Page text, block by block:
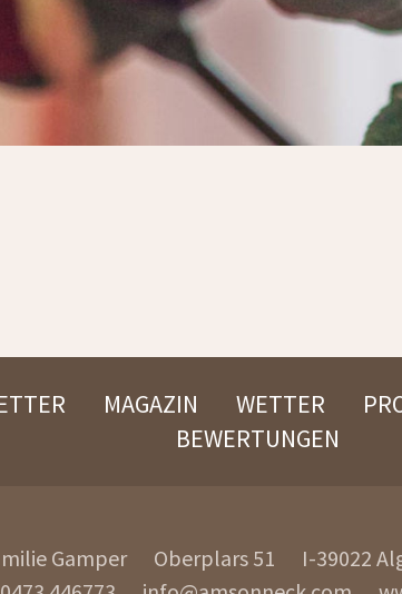
MAGAZIN WETTER
BEWERTUNGEN
Gamper Oberplars 51 I-39022